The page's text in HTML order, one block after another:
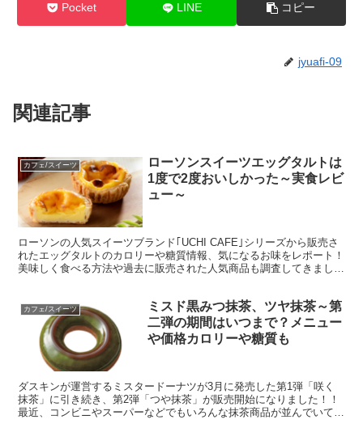
Pocket LINE コピー
jyuafi-09
関連記事
カフェ/スイーツ
ローソンスイーツエッグタルトは
1度で2度おいしかった～実食レビ
ュー～
ローソンの人気スイーツブランド｢UCHI CAFE｣シリーズから販売さ
れたエッグタルトのカロリーや糖質情報、気になるお味をレポート！
美味しく食べる方法や過去に販売された人気商品も調査してきまし
カフェ/スイーツ
ミスド黒みつ抹茶、ツヤ抹茶～第
二弾の期間はいつまで？メニュー
や価格カロリーや糖質も
ダスキンが運営するミスタードーナツが3月に発売した第1弾「咲く
抹茶」に引き続き、第2弾「つや抹茶」が販売開始になりました！！
最近、コンビニやスーパーなどでもいろんな抹茶商品が並んでいて、